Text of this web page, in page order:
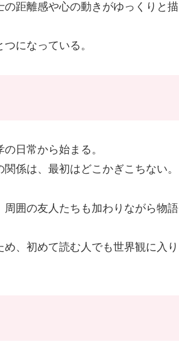
距離感や心の動きがゆっくりと描
になっている。
日常から始まる。
係は、最初はどこかぎこちない。
囲の友人たちも加わりながら物語
、初めて読む人でも世界観に入り